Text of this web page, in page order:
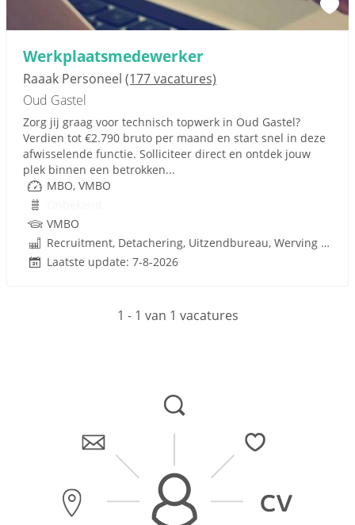
Werkplaatsmedewerker
Raaak Personeel (177 vacatures)
Oud Gastel
Zorg jij graag voor technisch topwerk in Oud Gastel?
Verdien tot €2.790 bruto per maand en start snel in deze
afwisselende functie. Solliciteer direct en ontdek jouw
plek binnen een betrokken...
MBO, VMBO
VMBO
Recruitment, Detachering, Uitzendbureau, Werving en Selectie
Laatste update: 7-8-2026
1 - 1 van 1 vacatures